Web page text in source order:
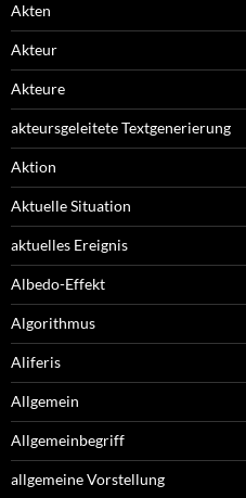
Akten
Akteur
Akteure
akteursgeleitete Textgenerierung
Aktion
Aktuelle Situation
aktuelles Ereignis
Albedo-Effekt
Algorithmus
Aliferis
Allgemein
Allgemeinbegriff
allgemeine Vorstellung